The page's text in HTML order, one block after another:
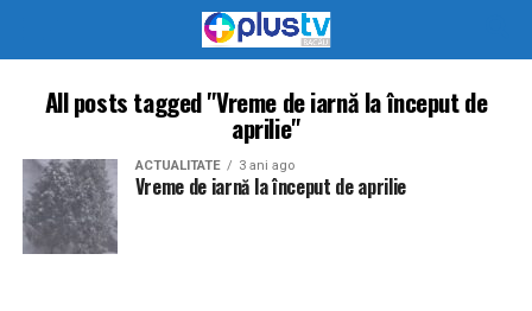
All posts tagged "Vreme de iarnă la început de
aprilie"
ACTUALITATE 3 ani ago
Vreme de iarnă la început de aprilie